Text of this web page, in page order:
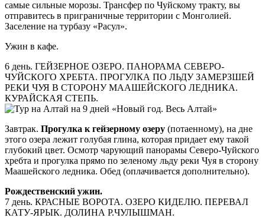
самые сильные морозы. Трансфер по Чуйскому тракту, вы
отправитесь в приграничные территории с Монголией.
Заселение на турбазу «Расул».
Ужин в кафе.
6 день. ГЕЙЗЕРНОЕ ОЗЕРО. ПАНОРАМА СЕВЕРО-
ЧУЙСКОГО ХРЕБТА. ПРОГУЛКА ПО ЛЬДУ ЗАМЕРЗШЕЙ
РЕКИ ЧУЯ В СТОРОНУ МААШЕЙСКОГО ЛЕДНИКА.
КУРАЙСКАЯ СТЕПЬ.
Завтрак. Прогулка к гейзерному озеру (потаенному), на дне
этого озера лежит голубая глина, которая придает ему такой
глубокий цвет. Осмотр чарующий панорамы Северо-Чуйского
хребта и прогулка прямо по зеленому льду реки Чуя в сторону
Маашейского ледника. Обед (оплачивается дополнительно).
Рождественский ужин.
7 день. КРАСНЫЕ ВОРОТА. ОЗЕРО КИДЕЛЮ. ПЕРЕВАЛ
КАТУ-ЯРЫК. ДОЛИНА Р.ЧУЛЫШМАН.